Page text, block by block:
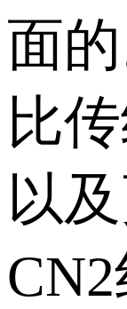
面
比
以